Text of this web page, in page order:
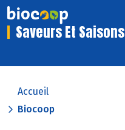
Saveurs Et Saisons
Accueil
Biocoop